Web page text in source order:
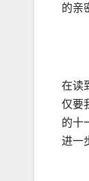
的亲
在读
仅要
的十
进一